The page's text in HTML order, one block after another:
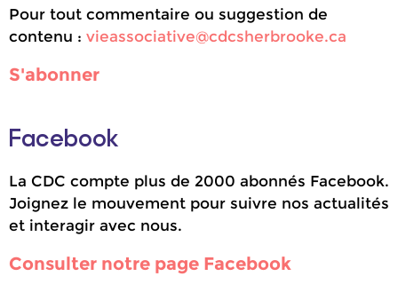
Pour tout commentaire ou suggestion de
contenu : vieassociative@cdcsherbrooke.ca
S'abonner
Facebook
La CDC compte plus de 2000 abonnés Facebook.
Joignez le mouvement pour suivre nos actualités
et interagir avec nous.
Consulter notre page Facebook